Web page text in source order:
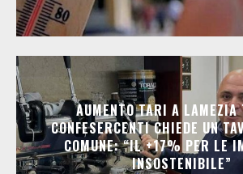
AUMENTO TARI A LAMEZIA
CONFESERCENTI CHIEDE UN
COMUNE: “IL +17% PER LE
INSOSTENIBILE”